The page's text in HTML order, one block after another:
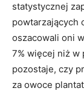
statystycznej
powtarzających
oszacowali oni
7% więcej niż w
pozostaje, czy
za owoce